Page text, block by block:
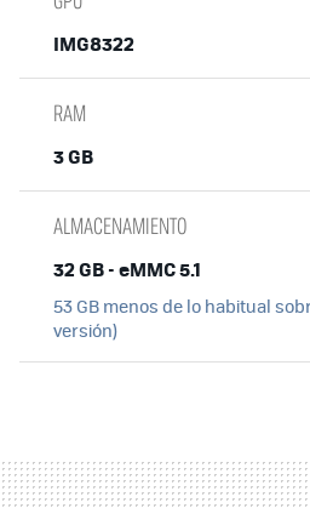
IMG8322
RAM
3 GB
ALMACENAMIENTO
32 GB - eMMC 5.1
53 GB menos de lo habitual
versión)